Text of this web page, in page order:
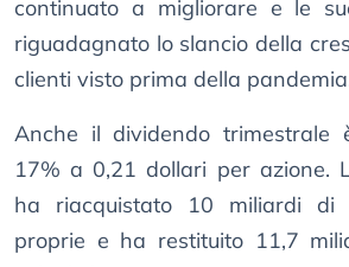
continuato a migliorare e le
riguadagnato lo slancio della
clienti visto prima della
Anche il dividendo trimestrale
17% a 0,21 dollari per azione.
ha riacquistato 10 miliardi di
proprie e ha restituito 11,7